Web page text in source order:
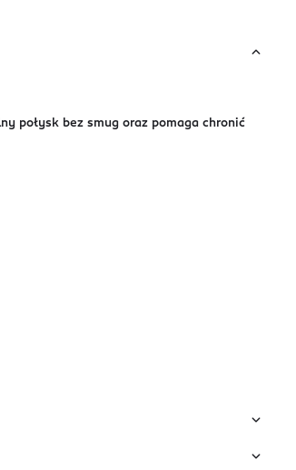
połysk bez smug oraz pomaga chronić